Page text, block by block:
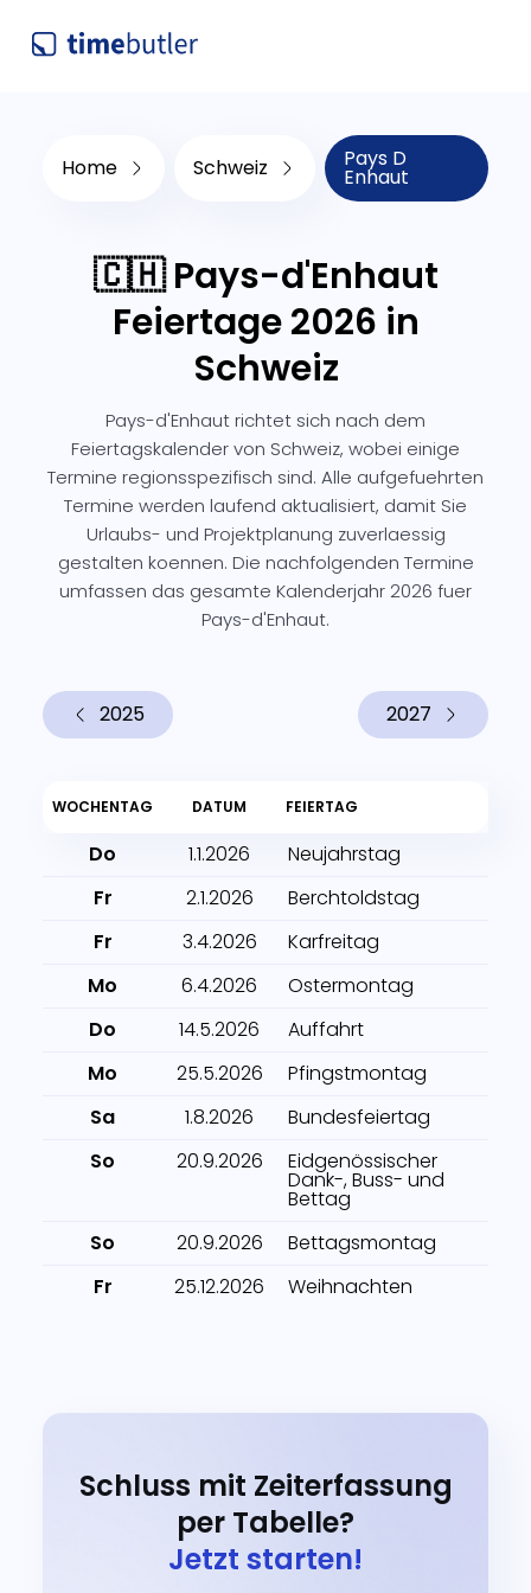
Home Schweiz Pays D
Enhaut
🇨🇭 Pays-d'Enhaut
Feiertage 2026 in
Schweiz
Pays-d'Enhaut richtet sich nach dem
Feiertagskalender von Schweiz, wobei einige
Termine regionsspezifisch sind. Alle aufgefuehrten
Termine werden laufend aktualisiert, damit Sie
Urlaubs- und Projektplanung zuverlaessig
gestalten koennen. Die nachfolgenden Termine
umfassen das gesamte Kalenderjahr 2026 fuer
Pays-d'Enhaut.
2025 2027
WOCHENTAG DATUM FEIERTAG
Do 1.1.2026
Neujahrstag
Fr
2.1.2026
Berchtoldstag
Fr
3.4.2026
Karfreitag
Mo
6.4.2026
Ostermontag
Do
14.5.2026
Auffahrt
Mo
25.5.2026
Pfingstmontag
Sa
1.8.2026
Bundesfeiertag
So
20.9.2026 Eidgenössischer
Dank-, Buss- und
Bettag
So
20.9.2026
Bettagsmontag
Fr
25.12.2026 Weihnachten
Schluss mit Zeiterfassung
per Tabelle?
Jetzt starten!